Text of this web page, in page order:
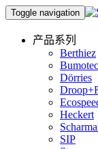
Toggle navigation
产品系列
Berthiez
Bumotec
Dörries
Heckert
SIP